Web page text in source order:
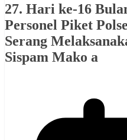
27. Hari ke-16
Personel Piket
Serang
Sispam Mako a